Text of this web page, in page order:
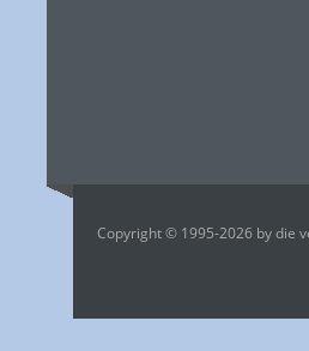
Copyright © 1995-2026 by die